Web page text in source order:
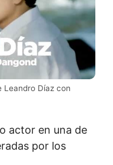
Leandro Díaz con
actor en una de
por los